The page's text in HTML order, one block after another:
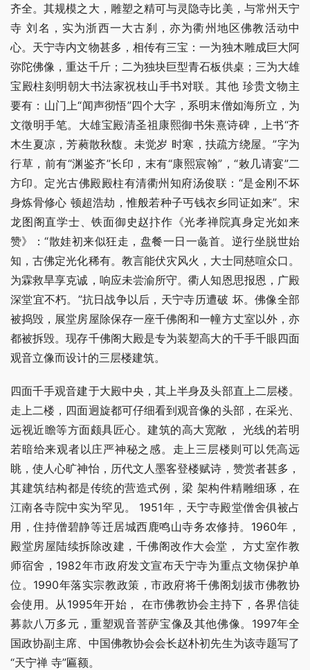
齐全。其规模之大，雕塑之精可与灵隐寺比美，与常州天宁
寺 刘名，实为浙西一大古刹，亦为衢州地区佛教活动中
心。天宁寺内文物甚多，相传有三宝：一为独木雕成巨大阿
弥陀佛像，重达千斤；二为独块巨型青石板供桌；三为大雄
宝殿柱刻明朝大书法家祝枝山手书对联。其他 珍贵文物主
要有：山门上“闻声彻悟”四个大字，系明末僧如海所立，为
文徵明手笔。大雄宝殿清圣祖康熙御书朱熹诗碑，上书“齐
木生夏凉，芳蕤散秋馥。未觉岁 时寒，扶疏方绕屋。”字为
行草，前有“渊鉴齐”长印，末有“康熙宸翰”，“敕几请宴”二
方印。定光古佛殿殿柱有清衢州知府汤俊联：“是金刚不坏
身炼骨修心 顿超浩劫，惟般若种子丐钱衣乡同证如来”。宋
龙图阁直学士、铁面御史赵抃作《光孝禅院真身定光如来
赞》：“散娃初来似狂走，盘餐一日一彘首。逆行坐脱世始
知，古佛定光化稀有。教言能伏灾风火，大士同慈喧众口。
为霖救旱享克诚，响应未尝渝所守。衢人知恩思报恩，广殿
深堂宜不朽。”抗日战争以后，天宁寺历遭破 坏。佛像全部
被捣毁，展堂房屋除保存一座千佛阁和一幢方丈室以外，亦
都被拆毁。现存千佛阁大殿是专为装塑高大的千手千眼四面
观音立像而设计的三层楼建筑。
四面千手观音建于大殿中央，其上半身及头部直上二层楼。
走上二楼，四面迥旋都可仔细看到观音像的头部，在采光、
远视近瞻等方面颇具匠心。建筑的高大宽敞， 光线的若明
若暗给来观者以庄严神秘之感。走上三层楼则可以凭高远
眺，使人心旷神怡，历代文人墨客登楼赋诗，赞赏者甚多，
其建筑结构都是传统的营造式例，梁 架构件精雕细琢，在
江南各寺院中实为罕见。 1951年，天宁寺殿堂僧舍俱被占
用，住持僧碧静等迁居城西鹿鸣山寺务农修持。1960年，
殿堂房屋陆续拆除改建，千佛阁改作大会堂， 方丈室作教
师宿舍，1982年市政府发文宣布天宁寺为重点文物保护单
位。1990年落实宗教政策，市政府将千佛阁划拔市佛教协
会使用。从1995年开始， 在市佛教协会主持下，各界信徒
募款八万多元，重塑观音菩萨宝像及其他佛像。1997年全
国政协副主席、中国佛教协会会长赵朴初先生为该寺题写了
“天宁禅 寺”匾额。